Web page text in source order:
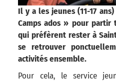
Il y a les jeunes (11-17
Camps ados » pour
qui préfèrent rester à
se retrouver
activités ensemble.
Pour cela, le service